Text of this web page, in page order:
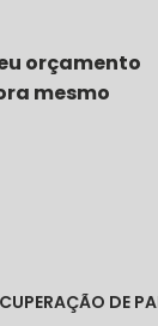
orçamento
mesmo
DE